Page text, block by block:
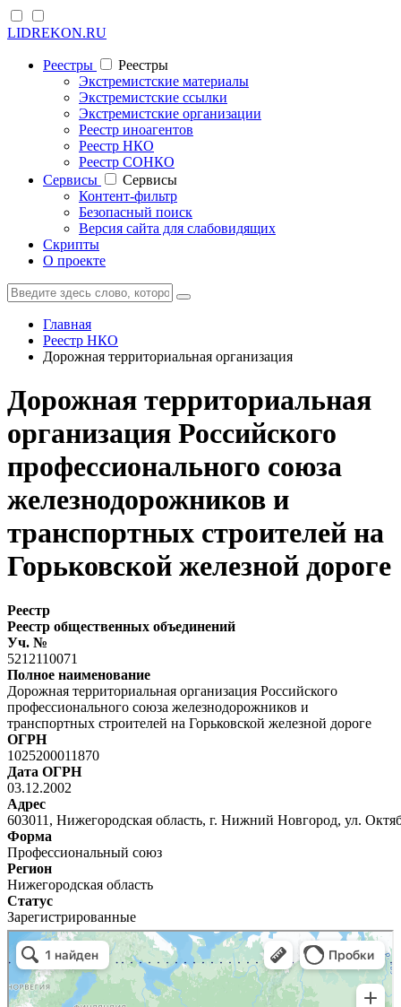
LIDREKON.RU
Реестры
Реестры
Экстремистские материалы
Экстремистские ссылки
Экстремистские организации
Реестр иноагентов
Реестр НКО
Реестр СОНКО
Cервисы
Cервисы
Контент-фильтр
Безопасный поиск
Версия сайта для слабовидящих
Скрипты
О проекте
Главная
Реестр НКО
Дорожная территориальная организация
Дорожная территориальная
организация Российского
профессионального союза
железнодорожников и
транспортных строителей на
Горьковской железной дороге
Реестр
Реестр общественных объединений
Уч. №
5212110071
Полное наименование
Дорожная территориальная организация Российского
профессионального союза железнодорожников и
транспортных строителей на Горьковской железной дороге
ОГРН
1025200011870
Дата ОГРН
03.12.2002
Адрес
603011, Нижегородская область, г. Нижний Новгород, ул.
Форма
Профессиональный союз
Регион
Нижегородская область
Статус
Зарегистрированные